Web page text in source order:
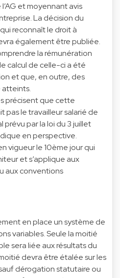
et moyennant avis
La décision du
reconnaît le droit à
également être publiée.
la rémunération
calcul de celle-ci a été
et que, en outre, des
précisent que cette
pas le travailleur salarié de
prévu par la loi du 3 juillet
en perspective.
vigueur le 10ème jour qui
et s’applique aux
aux conventions
en place un système de
variables. Seule la moitié
sera liée aux résultats du
devra être étalée sur les
dérogation statutaire ou